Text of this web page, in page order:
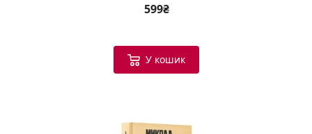
599₴
У кошик